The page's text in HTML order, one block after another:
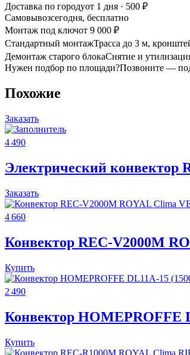
Доставка по городуот 1 дня · 500 ₽
Самовывозсегодня, бесплатно
Монтаж под ключот 9 000 ₽
Стандартный монтажТрасса до 3 м,
Демонтаж старого блокаСнятие и
Нужен подбор по площади?Позвоните —
Похожие
Заказать
4 490
Электрический конвектор
Заказать
4 660
Конвектор REC-V2000M
Купить
2 490
Конвектор HOMEPROFFE
Купить